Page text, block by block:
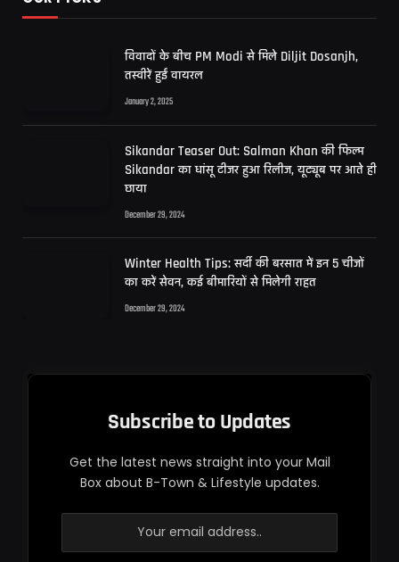
विवादों के बीच PM Modi से मिले Diljit Dosanjh,
तस्वीरें हुईं वायरल
January 2, 2025
Sikandar Teaser Out: Salman Khan की फिल्म
Sikandar का धांसू टीजर हुआ रिलीज, यूट्यूब पर आते ही
छाया
December 29, 2024
Winter Health Tips: सर्दी की बरसात में इन 5 चीजों
का करें सेवन, कई बीमारियों से मिलेगी राहत
December 29, 2024
Subscribe to Updates
Get the latest news straight into your Mail
Box about B-Town & Lifestyle updates.